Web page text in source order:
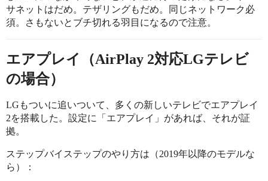
サネットはだめ。テザリングもだめ。同じネットワーク必
須。さもないとブチ切れる羽目になるので注意。
エアプレイ（AirPlay 2対応LGテレビ
の場合）
LGもついに追いついて、多くの新しいテレビでエアプレイ
2を搭載した。設定に「エアプレイ」があれば、それが証
拠。
ステップバイステップのやり方は（2019年以降のモデルな
ら）：